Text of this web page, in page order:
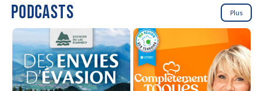
PODCASTS Plus